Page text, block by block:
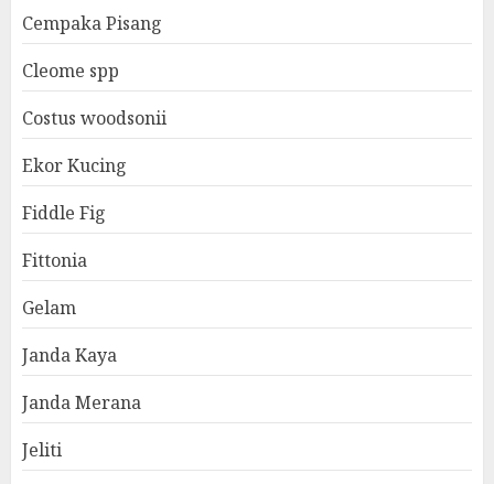
Cempaka Pisang
Cleome spp
Costus woodsonii
Ekor Kucing
Fiddle Fig
Fittonia
Gelam
Janda Kaya
Janda Merana
Jeliti